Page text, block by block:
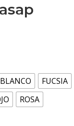
BLANCO
FUCSIA
ROSA